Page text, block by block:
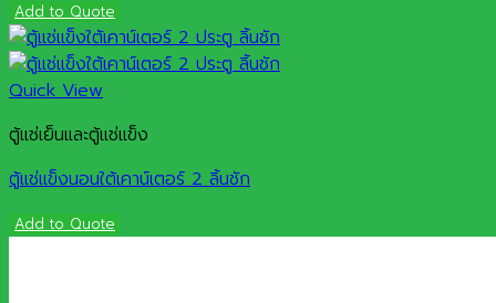
Add to Quote
Quick View
ตู้แช่เย็นและตู้แช่แข็ง
ตู้แช่แข็งนอนใต้เคาน์เตอร์ 2 ลิ้นชัก
Add to Quote